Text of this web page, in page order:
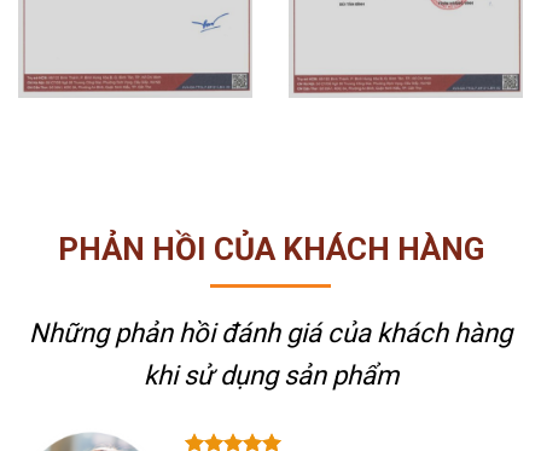
PHẢN HỒI CỦA KHÁCH HÀNG
Những phản hồi đánh giá của khách hàng
khi sử dụng sản phẩm